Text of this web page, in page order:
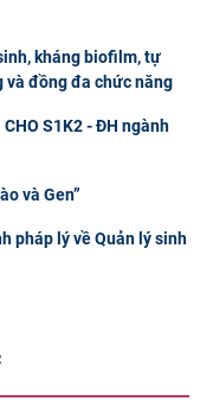
kháng biofilm, tự
và đồng đa chức năng
CHO S1K2 - ĐH ngành
và Gen”
pháp lý về Quản lý sinh